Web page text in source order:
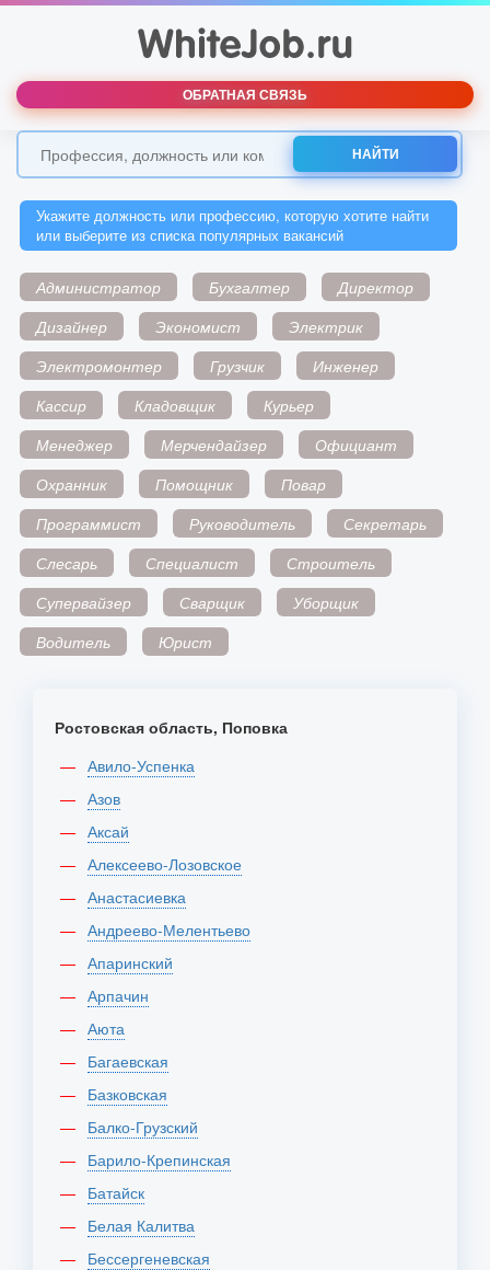
ОБРАТНАЯ СВЯЗЬ
НАЙТИ
Укажите должность или профессию, которую хотите найти
или выберите из списка популярных вакансий
Администратор Бухгалтер
Директор
Дизайнер
Экономист
Электрик
Электромонтер
Грузчик
Инженер
Кассир
Кладовщик
Курьер
Менеджер
Мерчендайзер
Официант
Охранник
Помощник
Повар
Программист
Руководитель
Секретарь
Слесарь
Специалист
Строитель
Супервайзер
Сварщик
Уборщик
Водитель
Юрист
Ростовская область, Поповка
Авило-Успенка
Азов
Аксай
Алексеево-Лозовское
Анастасиевка
Андреево-Мелентьево
Апаринский
Арпачин
Аюта
Багаевская
Базковская
Балко-Грузский
Барило-Крепинская
Батайск
Белая Калитва
Бессергеневская